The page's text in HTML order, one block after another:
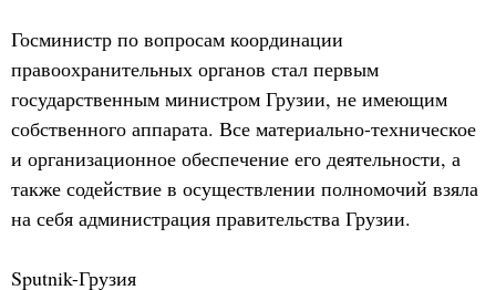
Госминистр по вопросам координации
правоохранительных органов стал первым
государственным министром Грузии, не имеющим
собственного аппарата. Все материально-техническое
и организационное обеспечение его деятельности, а
также содействие в осуществлении полномочий взяла
на себя администрация правительства Грузии.
Sputnik-Грузия